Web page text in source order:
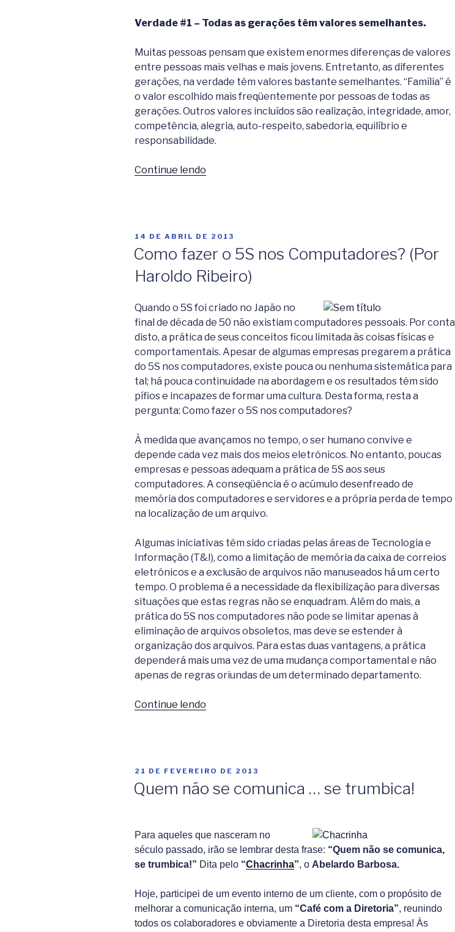
Verdade #1 – Todas as gerações têm valores semelhantes.
Muitas pessoas pensam que existem enormes diferenças de valores
entre pessoas mais velhas e mais jovens. Entretanto, as diferentes
gerações, na verdade têm valores bastante semelhantes. “Família” é
o valor escolhido mais freqüentemente por pessoas de todas as
gerações. Outros valores incluídos são realização, integridade, amor,
competência, alegria, auto-respeito, sabedoria, equilíbrio e
responsabilidade.
Continue lendo
Gerações
(Fonte:
www.metodo.srv.br)”
PUBLICADO
14 DE ABRIL DE 2013
Como fazer o 5S nos Computadores? (Por
Haroldo Ribeiro)
Quando o 5S foi criado no Japão no
final de década de 50 não existiam computadores pessoais. Por conta
disto, a prática de seus conceitos ficou limitada às coisas físicas e
comportamentais. Apesar de algumas empresas pregarem a prática
do 5S nos computadores, existe pouca ou nenhuma sistemática para
tal; há pouca continuidade na abordagem e os resultados têm sido
pífios e incapazes de formar uma cultura. Desta forma, resta a
pergunta: Como fazer o 5S nos computadores?
À medida que avançamos no tempo, o ser humano convive e
depende cada vez mais dos meios eletrônicos. No entanto, poucas
empresas e pessoas adequam a prática de 5S aos seus
computadores. A conseqüência é o acúmulo desenfreado de
memória dos computadores e servidores e a própria perda de tempo
na localização de um arquivo.
Algumas iniciativas têm sido criadas pelas áreas de Tecnologia e
Informação (T&I), como a limitação de memória da caixa de correios
eletrônicos e a exclusão de arquivos não manuseados há um certo
tempo. O problema é a necessidade da flexibilização para diversas
situações que estas regras não se enquadram. Além do mais, a
prática do 5S nos computadores não pode se limitar apenas à
eliminação de arquivos obsoletos, mas deve se estender à
organização dos arquivos. Para estas duas vantagens, a prática
dependerá mais uma vez de uma mudança comportamental e não
apenas de regras oriundas de um determinado departamento.
Continue lendo
(Por
PUBLICADO
EM
21 DE FEVEREIRO DE 2013
Quem não se comunica … se trumbica!
Para aqueles que nasceram no
século passado, irão se lembrar desta frase: “Quem não se comunica,
se trumbica!” Dita pelo “Chacrinha”, o Abelardo Barbosa.
Hoje, participei de um evento interno de um cliente, com o propósito de
melhorar a comunicação interna, um “Café com a Diretoria”, reunindo
todos os colaboradores e obviamente a Diretoria desta empresa! Às